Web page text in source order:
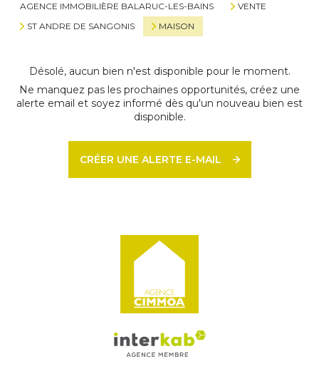
AGENCE IMMOBILIÈRE BALARUC-LES-BAINS
VENTE
ST ANDRE DE SANGONIS
MAISON
Désolé, aucun bien n'est disponible pour le moment.
Ne manquez pas les prochaines opportunités, créez une
alerte email et soyez informé dès qu'un nouveau bien est
disponible.
CRÉER UNE ALERTE E-MAIL